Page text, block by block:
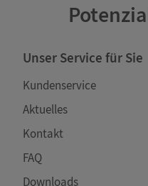
Unser Service für Sie
Kundenservice
Aktuelles
Kontakt
FAQ
Downloads